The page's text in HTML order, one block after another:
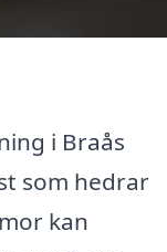
i Braås
som hedrar
kan